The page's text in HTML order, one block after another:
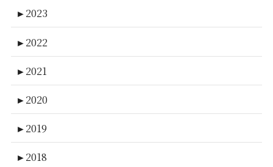
►2023
►2022
►2021
►2020
►2019
►2018